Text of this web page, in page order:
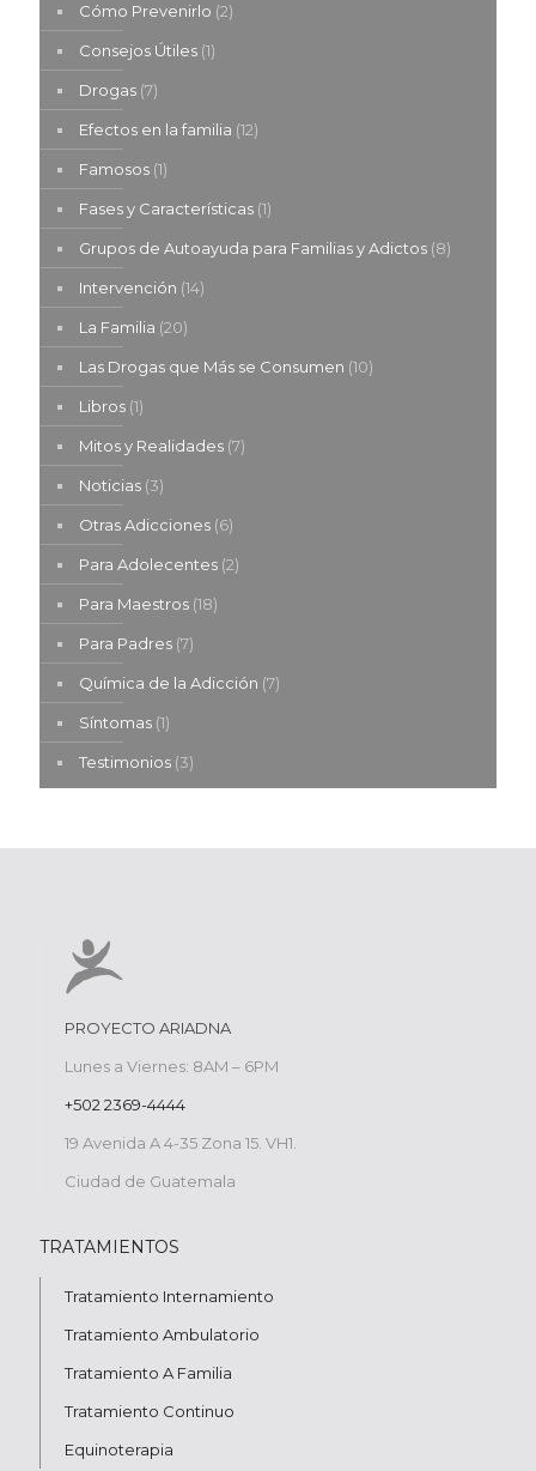
Cómo Prevenirlo (2)
Consejos Útiles (1)
Drogas (7)
Efectos en la familia (12)
Famosos (1)
Fases y Características (1)
Grupos de Autoayuda para Familias y Adictos (8)
Intervención (14)
La Familia (20)
Las Drogas que Más se Consumen (10)
Libros (1)
Mitos y Realidades (7)
Noticias (3)
Otras Adicciones (6)
Para Adolecentes (2)
Para Maestros (18)
Para Padres (7)
Química de la Adicción (7)
Síntomas (1)
Testimonios (3)
PROYECTO ARIADNA
Lunes a Viernes: 8AM – 6PM
+502 2369-4444
19 Avenida A 4-35 Zona 15. VH1.
Ciudad de Guatemala
TRATAMIENTOS
Tratamiento Internamiento
Tratamiento Ambulatorio
Tratamiento A Familia
Tratamiento Continuo
Equinoterapia